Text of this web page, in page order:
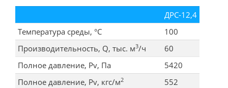
ДРС-12,4
Температура среды, °С
100
Производительность, Q, тыс. м3/ч
60
Полное давление, Pv, Па
5420
Полное давление, Pv, кгс/м2
552